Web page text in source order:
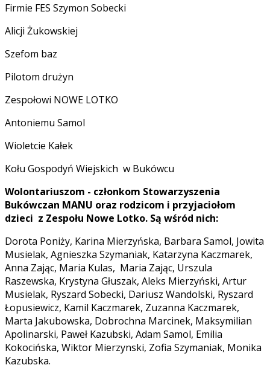
Firmie FES Szymon Sobecki
Alicji Żukowskiej
Szefom baz
Pilotom drużyn
Zespołowi NOWE LOTKO
Antoniemu Samol
Wioletcie Kałek
Kołu Gospodyń Wiejskich w Bukówcu
Wolontariuszom - członkom Stowarzyszenia
Bukówczan MANU oraz rodzicom i przyjaciołom
dzieci z Zespołu Nowe Lotko. Są wśród nich:
Dorota Poniży, Karina Mierzyńska, Barbara Samol, Jowita
Musielak, Agnieszka Szymaniak, Katarzyna Kaczmarek,
Anna Zając, Maria Kulas, Maria Zając, Urszula
Raszewska, Krystyna Głuszak, Aleks Mierzyński, Artur
Musielak, Ryszard Sobecki, Dariusz Wandolski, Ryszard
Łopusiewicz, Kamil Kaczmarek, Zuzanna Kaczmarek,
Marta Jakubowska, Dobrochna Marcinek, Maksymilian
Apolinarski, Paweł Kazubski, Adam Samol, Emilia
Kokocińska, Wiktor Mierzynski, Zofia Szymaniak, Monika
Kazubska.